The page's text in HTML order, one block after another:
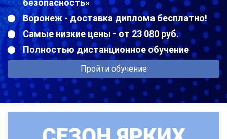
безопасность»
Воронеж - доставка диплома бесплатно!
Самые низкие цены - от 23 080 руб.
Полностью дистанционное обучение
Пройти обучение